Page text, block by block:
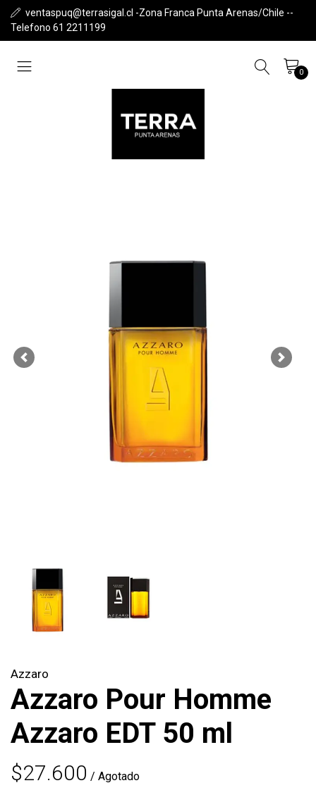
ventaspuq@terrasigal.cl -Zona Franca Punta Arenas/Chile --
Telefono 61 2211199
0
Previous Next
Azzaro
Azzaro Pour Homme
Azzaro EDT 50 ml
$27.600 / Agotado